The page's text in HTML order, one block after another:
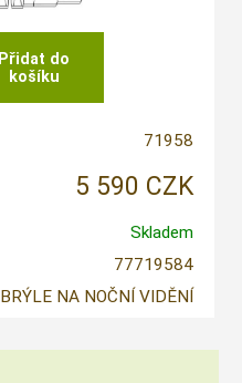
71958
5 590 CZK
Skladem
77719584
BRÝLE NA NOČNÍ VIDĚNÍ